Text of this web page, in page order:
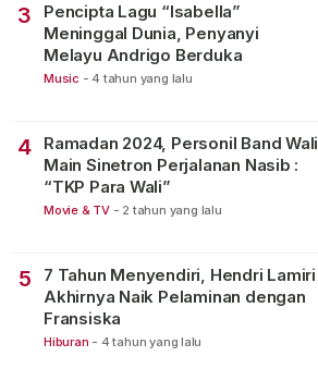
3
Pencipta Lagu “Isabella”
Meninggal Dunia, Penyanyi
Melayu Andrigo Berduka
Music - 4 tahun yang lalu
4
Ramadan 2024, Personil Band Wali
Main Sinetron Perjalanan Nasib :
“TKP Para Wali”
Movie & TV - 2 tahun yang lalu
5
7 Tahun Menyendiri, Hendri Lamiri
Akhirnya Naik Pelaminan dengan
Fransiska
Hiburan - 4 tahun yang lalu